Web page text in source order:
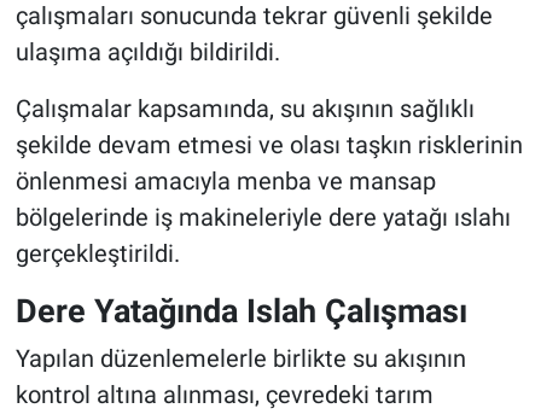
çalışmaları sonucunda tekrar güvenli şekilde
ulaşıma açıldığı bildirildi.
Çalışmalar kapsamında, su akışının sağlıklı
şekilde devam etmesi ve olası taşkın risklerinin
önlenmesi amacıyla menba ve mansap
bölgelerinde iş makineleriyle dere yatağı ıslahı
gerçekleştirildi.
Dere Yatağında Islah Çalışması
Yapılan düzenlemelerle birlikte su akışının
kontrol altına alınması, çevredeki tarım
Politika
Çevre
Haberde İnsan